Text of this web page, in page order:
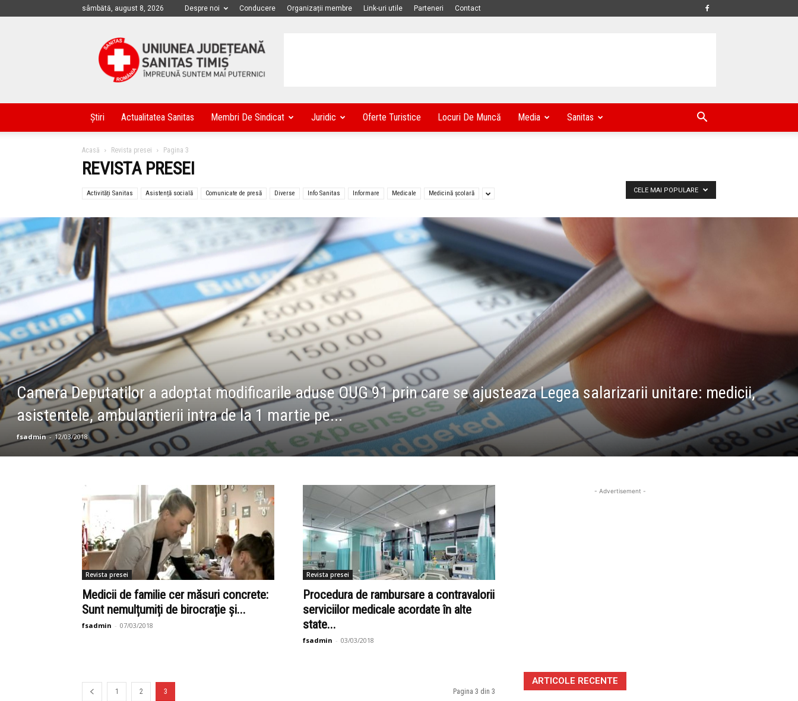
sâmbătă, august 8, 2026 Despre noi Conducere Organizații membre Link-uri utile Parteneri Contact
Timis
Știri Actualitatea Sanitas Membri De Sindicat Juridic Oferte Turistice Locuri De Muncă Media Sanitas
Acasă Revista presei Pagina 3
REVISTA PRESEI
Activități Sanitas Asistență socială Comunicate de presă Diverse Info Sanitas Informare Medicale Medicină școlară CELE MAI POPULARE
Camera Deputatilor a adoptat modificarile aduse OUG 91 prin care se ajusteaza Legea salarizarii unitare: medicii,
asistentele, ambulantierii intra de la 1 martie pe...
fsadmin - 12/03/2018
Revista presei
Medicii de familie cer măsuri concrete:
Sunt nemulțumiți de birocrație și...
fsadmin - 07/03/2018
Revista presei
Procedura de rambursare a contravalorii
serviciilor medicale acordate în alte
state...
fsadmin - 03/03/2018
1 2 3 Pagina 3 din 3
- Advertisement -
ARTICOLE RECENTE